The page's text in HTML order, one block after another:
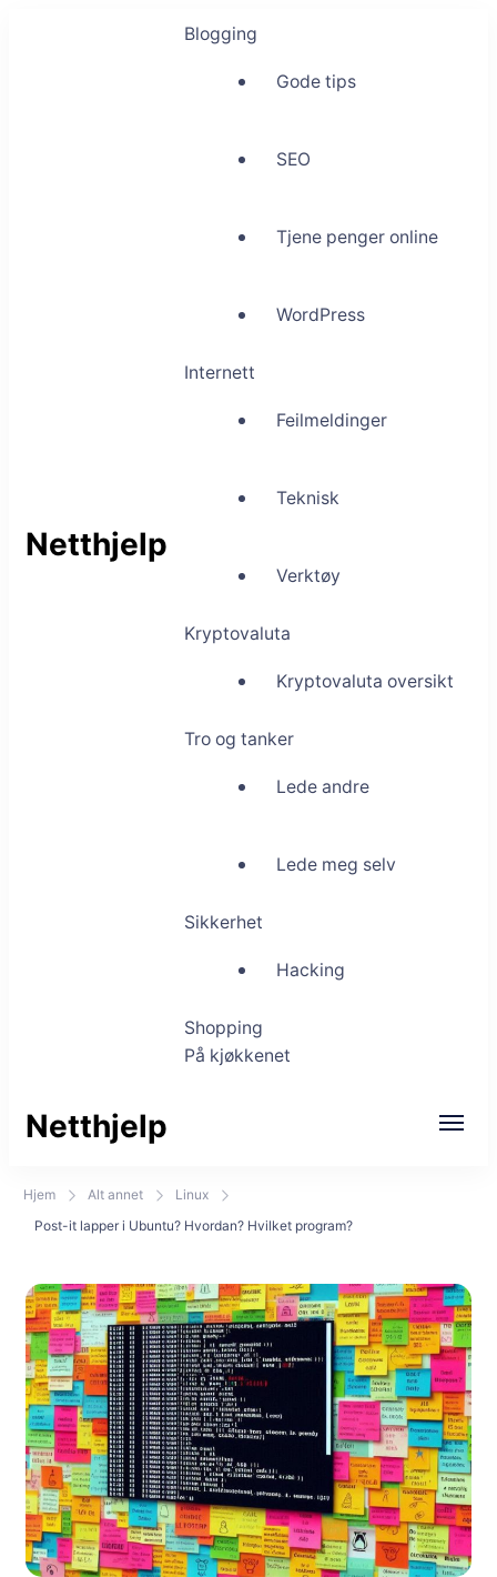
Netthjelp
Blogging
Gode tips
SEO
Tjene penger online
WordPress
Internett
Feilmeldinger
Teknisk
Verktøy
Kryptovaluta
Kryptovaluta oversikt
Tro og tanker
Lede andre
Lede meg selv
Sikkerhet
Hacking
Shopping
På kjøkkenet
Netthjelp
Hjem Alt annet
Linux
Post-it lapper i Ubuntu? Hvordan? Hvilket program?